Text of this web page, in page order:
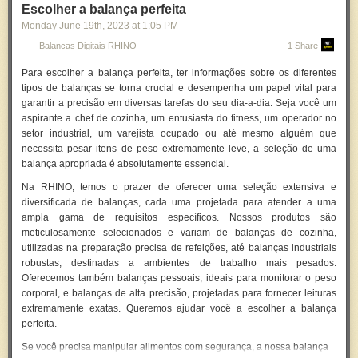
A história das balanças digitais é uma história de inovação contínua e
avanço tecnológico . À medida que avançamos ainda mais na era digital,
é provável que vejamos ainda mais inovações neste campo. Já estamos
vendo balanças que não apenas medem o peso, mas também analisam
a composição química de um objeto. Além disso, sistemas de pesagem
integrados estão se tornando cada vez mais comuns em nossa
tecnologia cotidiana.
Com a aceleração das inovações tecnológicas, é emocionante imaginar
o que o futuro reserva para as balanças digitais. Seja qual for o caso,
uma coisa é certa: as balanças, em todas as suas formas, continuarão a
desempenhar um papel crucial em nossa sociedade. A história da
balança digital é um testemunho do espírito inovador da humanidade e
da busca constante porprecisãoe conveniência.
TIPOS DE BALANÇAS DIGITAIS
As balanças digitais surgiram como umainovação revolucionáriaque
transformou muitos aspectos da vida cotidiana, desde a culinária em
casa até as aplicações industriais e profissionais. Elas oferecem
precisão incomparável e conveniência em uma variedade de cenários,
seja na cozinha, laboratórios de pesquisa, espaços industriais ou
consultórios médicos. Este artigo explorará detalhadamente os diversos
funcionalidades específicas, usos comuns e a influência que tiveram em
Escolher a balança perfeita
Monday June 19th, 2023 at 1:05 PM
Balancas Digitais RHINO 1 Share
Paraescolher a balança perfeita, ter informações sobre os diferentes
tipos de balanças se torna crucial e desempenha um papel vital para
garantir a precisão em diversas tarefas do seu dia-a-dia. Seja você um
aspirante a chef de cozinha, um entusiasta do fitness, um operador no
setor industrial, um varejista ocupado ou até mesmo alguém que
necessita pesar itens de peso extremamente leve, a seleção de uma
balança apropriada é absolutamente essencial.
Na RHINO, temos o prazer de oferecer uma seleção extensiva e
diversificada de balanças, cada uma projetada para atender a uma
ampla gama de requisitos específicos. Nossos produtos são
meticulosamente selecionados e variam de balanças de cozinha,
utilizadas na preparação precisa de refeições, até balanças industriais
robustas, destinadas a ambientes de trabalho mais pesados.
Oferecemos também balanças pessoais, ideais para monitorar o peso
corporal, e balanças de alta precisão, projetadas para fornecer leituras
extremamente exatas. Queremos ajudar você a escolher a balança
perfeita.
Se você precisa manipular alimentos com segurança, a nossa balança